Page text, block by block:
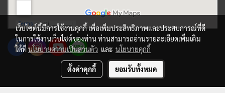
เว็บไซต์นี้มีการใช้งานคุกกี้ เพื่อเพิ่มประสิทธิภาพและประสบการณ์ที่ดี
ในการใช้งานเว็บไซต์ของท่าน ท่านสามารถอ่านรายละเอียดเพิ่มเติม
ได้ที่นโยบายความเป็นส่วนตัว และ นโยบายคุกกี้
ตั้งค่าคุกกี้ ยอมรับทั้งหมด